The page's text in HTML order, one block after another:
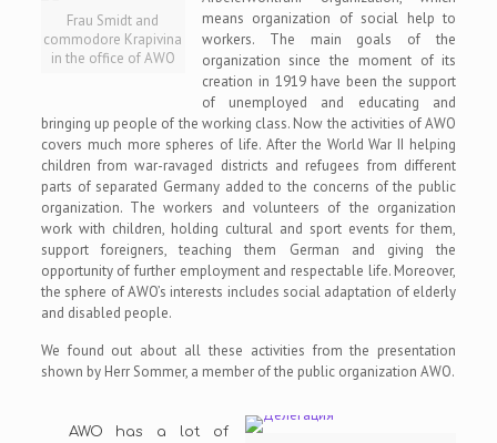
Frau Smidt and
commodore Krapivina
in the office of AWO
means organization of social help to
workers. The main goals of the
organization since the moment of its
creation in 1919 have been the support
of unemployed and educating and
bringing up people of the working class. Now the activities of AWO
covers much more spheres of life. After the World War II helping
children from war-ravaged districts and refugees from different
parts of separated Germany added to the concerns of the public
organization. The workers and volunteers of the organization
work with children, holding cultural and sport events for them,
support foreigners, teaching them German and giving the
opportunity of further employment and respectable life. Moreover,
the sphere of AWO’s interests includes social adaptation of elderly
and disabled people.
We found out about all these activities from the presentation
shown by Herr Sommer, a member of the public organization AWO.
AWO has a lot of